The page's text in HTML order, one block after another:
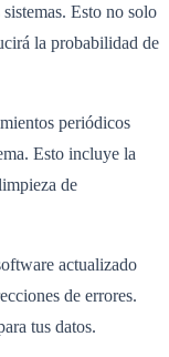
Esto no solo
la probabilidad de
periódicos
Esto incluye la
de
actualizado
de errores.
tus datos.